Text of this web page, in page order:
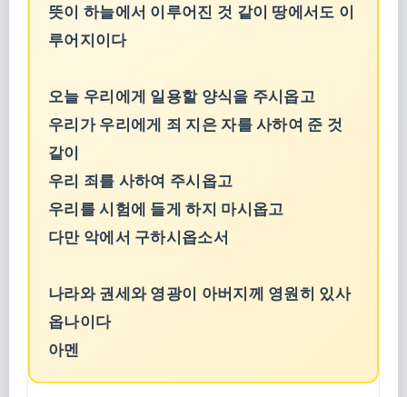
뜻이 하늘에서 이루어진 것 같이 땅에서도 이
루어지이다
오늘 우리에게 일용할 양식을 주시옵고
우리가 우리에게 죄 지은 자를 사하여 준 것
같이
우리 죄를 사하여 주시옵고
우리를 시험에 들게 하지 마시옵고
다만 악에서 구하시옵소서
나라와 권세와 영광이 아버지께 영원히 있사
옵나이다
아멘